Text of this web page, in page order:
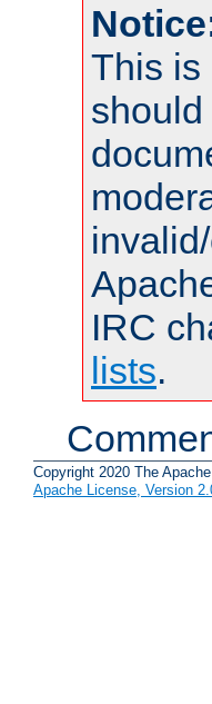
This is
IRC
lists.
Copyright 2020 The
Apache License, Version